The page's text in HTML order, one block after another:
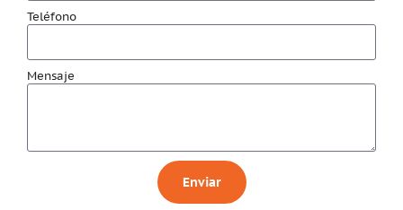
Teléfono
Mensaje
Enviar